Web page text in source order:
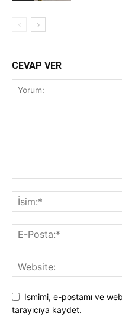
CEVAP VER
Ismimi, e-postamı ve
tarayıcıya kaydet.